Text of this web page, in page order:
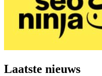
Laatste nieuws